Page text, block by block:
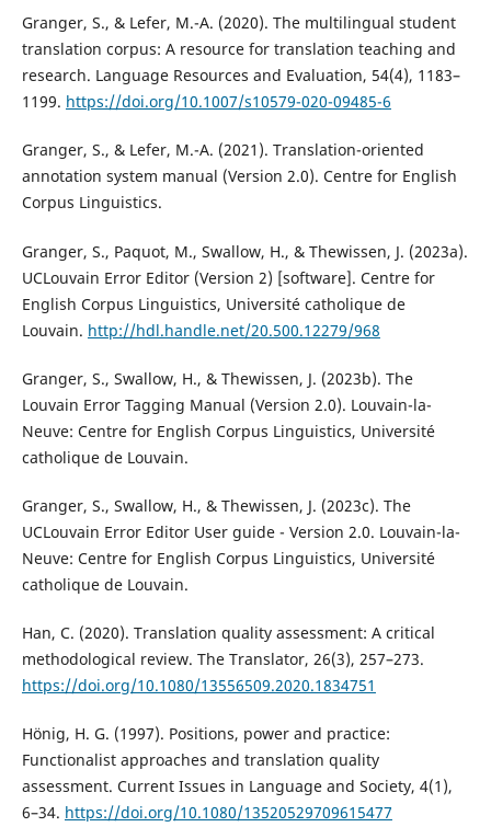
Granger, S., & Lefer, M.-A. (2020). The multilingual student
translation corpus: A resource for translation teaching and
research. Language Resources and Evaluation, 54(4), 1183–
1199. https://doi.org/10.1007/s10579-020-09485-6
Granger, S., & Lefer, M.-A. (2021). Translation-oriented
annotation system manual (Version 2.0). Centre for English
Corpus Linguistics.
Granger, S., Paquot, M., Swallow, H., & Thewissen, J. (2023a).
UCLouvain Error Editor (Version 2) [software]. Centre for
English Corpus Linguistics, Université catholique de
Louvain. http://hdl.handle.net/20.500.12279/968
Granger, S., Swallow, H., & Thewissen, J. (2023b). The
Louvain Error Tagging Manual (Version 2.0). Louvain-la-
Neuve: Centre for English Corpus Linguistics, Université
catholique de Louvain.
Granger, S., Swallow, H., & Thewissen, J. (2023c). The
UCLouvain Error Editor User guide - Version 2.0. Louvain-la-
Neuve: Centre for English Corpus Linguistics, Université
catholique de Louvain.
Han, C. (2020). Translation quality assessment: A critical
methodological review. The Translator, 26(3), 257–273.
https://doi.org/10.1080/13556509.2020.1834751
Hönig, H. G. (1997). Positions, power and practice:
Functionalist approaches and translation quality
assessment. Current Issues in Language and Society, 4(1),
6–34. https://doi.org/10.1080/13520529709615477